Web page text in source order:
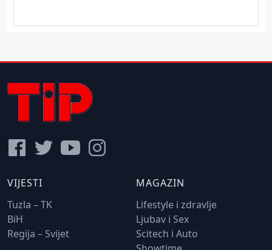
VIJESTI
Tuzla – TK
BiH
Regija – Svijet
MAGAZIN
Lifestyle i zdravlje
Ljubav i Sex
Scitech i Auto